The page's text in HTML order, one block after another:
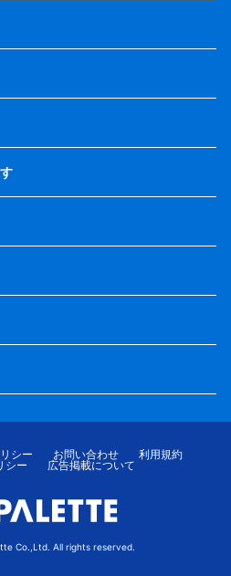
シー お問い合わせ
利用規約
シー
広告掲載について
Co.,Ltd. All rights reserved.